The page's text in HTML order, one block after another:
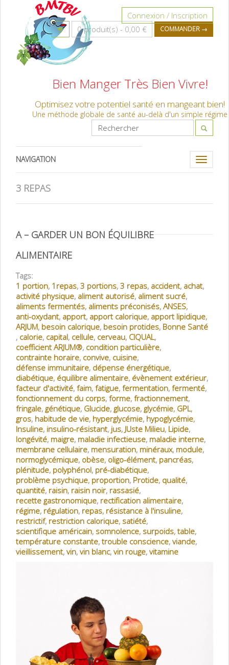
Bien Manger Très Bien Vivre!
Optimisez votre potentiel santé en mangeant bien!
Une méthode globale de santé au-delà d'un simple régime
0 produit(s) - 0,00 € COMMANDER →
Connexion / Inscription
Toggle
NAVIGATION
3 REPAS
A – GARDER UN BON ÉQUILIBRE
ALIMENTAIRE
Tags:
1 portion, 1repas, 3 portions, 3 repas, accident, achat,
activité physique, aliment autorisé, aliment sucré,
aliments fermentés, aliments préconisés, ANSES,
anti-oxydant, apport, apport calorique, apport lipidique,
ARJUM, besoin calorique, besoin protides, Bonne Santé
, calorie, capital, cellule, cerveau, CIQUAL,
coefficient ARJUM®, condition particulière,
contrainte horaire, convive, cuisine,
défense immunitaire, dépense énergétique,
diabétique, équilibre alimentaire, évènement extérieur,
facteur d'activité, faim, fatigue, fermentation, fermenté,
fonctionnement du corps, forme, fractionnement,
fringale, génétique, Glucide, glucose, glycémie, GPL,
gros, habitude de vie, hyperglycémie, hypoglycémie,
Insuline, insulino-résistant, jus, JUste Milieu, Lipide,
longévité, maigre, maladie infectieuse, maladie interne,
membrane cellulaire, mensuration, minéraux, module,
normoglycémique, obèse, oligo-élément, pancréas,
plénitude, polyphénol, pré-diabétique,
problème psychique, proportion, Protide, qualité,
quantité, raisin, raisin noir, rassasié,
recette gastronomique, rectification alimentaire,
régime, régulation, repas, résistance à l'insuline,
restrictif, restriction calorique, satiété,
scientifique américain, somnolence, surpoids, table,
température constante, trouble conscience, viande,
vieillissement, vin, vin blanc, vin rouge, vitamine